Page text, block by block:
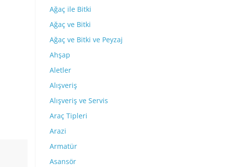
Ağaç ile Bitki
Ağaç ve Bitki
Ağaç ve Bitki ve Peyzaj
Ahşap
Aletler
Alışveriş
Alışveriş ve Servis
Araç Tipleri
Arazi
Armatür
Asansör